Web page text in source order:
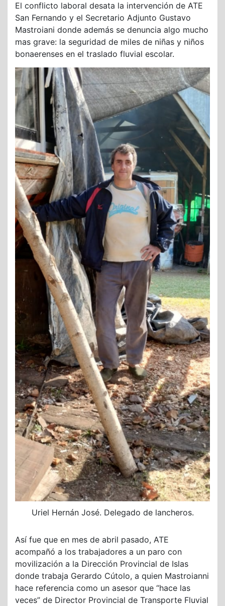
El conflicto laboral desata la intervención de ATE
San Fernando y el Secretario Adjunto Gustavo
Mastroiani donde además se denuncia algo mucho
mas grave: la seguridad de miles de niñas y niños
bonaerenses en el traslado fluvial escolar.
Uriel Hernán José. Delegado de lancheros.
Así fue que en mes de abril pasado, ATE
acompañó a los trabajadores a un paro con
movilización a la Dirección Provincial de Islas
donde trabaja Gerardo Cútolo, a quien Mastroianni
hace referencia como un asesor que “hace las
veces” de Director Provincial de Transporte Fluvial